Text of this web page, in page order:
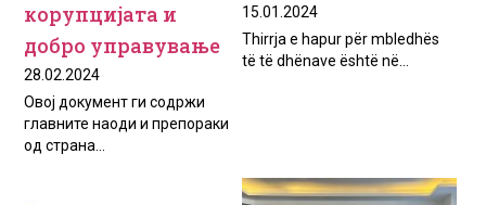
корупцијата и
добро управување
28.02.2024
Овој документ ги содржи
главните наоди и препораки
од страна...
15.01.2024
Thirrja e hapur për mbledhës
të të dhënave është në...